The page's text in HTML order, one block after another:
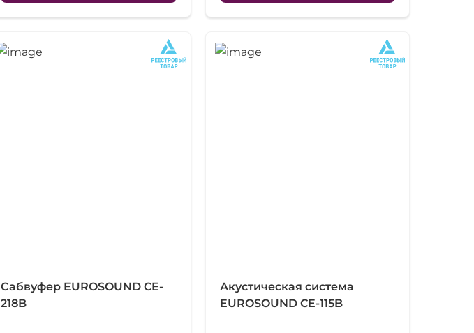
Сабвуфер EUROSOUND CE-
218B
Акустическая система
EUROSOUND CE-115B